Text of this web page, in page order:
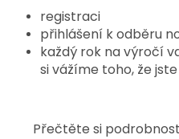
registraci
přihlášení k odběru
každý rok na výročí
si vážíme toho, že
Přečtěte si